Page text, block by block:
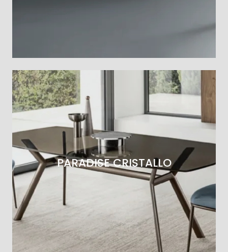
PARADISE CRISTALLO